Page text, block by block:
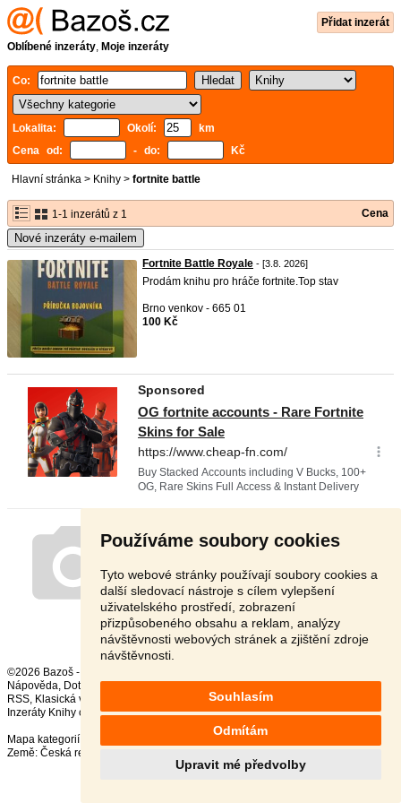
Používáme soubory cookies
Tyto webové stránky používají soubory cookies a
další sledovací nástroje s cílem vylepšení
uživatelského prostředí, zobrazení
přizpůsobeného obsahu a reklam, analýzy
návštěvnosti webových stránek a zjištění zdroje
návštěvnosti.
Souhlasím
Odmítám
Upravit mé předvolby
Přidat inzerát
Oblíbené inzeráty, Moje inzeráty
Co:
Lokalita: Okolí:
km
Cena od:
- do: Kč
Hlavní stránka > Knihy > fortnite battle
1-1 inzerátů z 1 Cena
Nové inzeráty e-mailem
Fortnite Battle Royale - [3.8. 2026]
Prodám knihu pro hráče fortnite.Top stav
Brno venkov - 665 01
100 Kč
©2026 Bazoš -
Nápověda, Dotazy ,
,
RSS,
Inzeráty Knihy celkem:37102, za 24 hodin:740
Mapa kategorií
Země: Česká republika